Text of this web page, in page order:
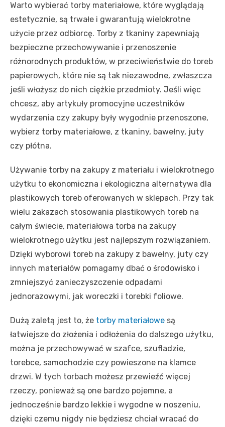
Warto wybierać torby materiałowe, które wyglądają
estetycznie, są trwałe i gwarantują wielokrotne
użycie przez odbiorcę. Torby z tkaniny zapewniają
bezpieczne przechowywanie i przenoszenie
różnorodnych produktów, w przeciwieństwie do toreb
papierowych, które nie są tak niezawodne, zwłaszcza
jeśli włożysz do nich ciężkie przedmioty. Jeśli więc
chcesz, aby artykuły promocyjne uczestników
wydarzenia czy zakupy były wygodnie przenoszone,
wybierz torby materiałowe, z tkaniny, bawełny, juty
czy płótna.
Używanie torby na zakupy z materiału i wielokrotnego
użytku to ekonomiczna i ekologiczna alternatywa dla
plastikowych toreb oferowanych w sklepach. Przy tak
wielu zakazach stosowania plastikowych toreb na
całym świecie, materiałowa torba na zakupy
wielokrotnego użytku jest najlepszym rozwiązaniem.
Dzięki wyborowi toreb na zakupy z bawełny, juty czy
innych materiałów pomagamy dbać o środowisko i
zmniejszyć zanieczyszczenie odpadami
jednorazowymi, jak woreczki i torebki foliowe.
Dużą zaletą jest to, że torby materiałowe są
łatwiejsze do złożenia i odłożenia do dalszego użytku,
można je przechowywać w szafce, szufladzie,
torebce, samochodzie czy powieszone na klamce
drzwi. W tych torbach możesz przewieźć więcej
rzeczy, ponieważ są one bardzo pojemne, a
jednocześnie bardzo lekkie i wygodne w noszeniu,
dzięki czemu nigdy nie będziesz chciał wracać do